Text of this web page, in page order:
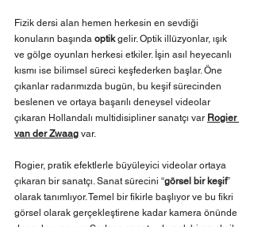
Fizik dersi alan hemen herkesin en sevdiği
konuların başında optik gelir. Optik illüzyonlar, ışık
ve gölge oyunları herkesi etkiler. İşin asıl heyecanlı
kısmı ise bilimsel süreci keşfederken başlar. Öne
çıkanlar radarımızda bugün, bu keşif sürecinden
beslenen ve ortaya başarılı deneysel videolar
çıkaran Hollandalı multidisipliner sanatçı var Rogier
van der Zwaag var.
Rogier, pratik efektlerle büyüleyici videolar ortaya
çıkaran bir sanatçı. Sanat sürecini “görsel bir keşif”
olarak tanımlıyor. Temel bir fikirle başlıyor ve bu fikri
görsel olarak gerçekleştirene kadar kamera önünde